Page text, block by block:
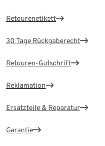
Retourenetikett
30 Tage Rückgaberecht
Retouren-Gutschrift
Reklamation
Ersatzteile & Reparatur
Garantie